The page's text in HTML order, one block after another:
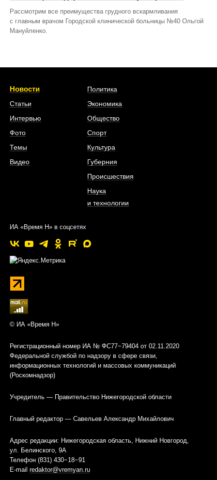
Рассмотрим все преимущества грудного вскармливания
с главным врачом Городской клинической больницы №40 Ольгой
Мануйленко.
Новости
Статьи
Интервью
Фото
Темы
Видео
Политика
Экономика
Общество
Спорт
Культура
Губерния
Происшествия
Наука
и технологии
ИА «Время Н» в соцсетях
© ИА «Время Н»
Регистрационный номер ИА № ФС77−79404 от 02.11.2020
Федеральной службой по надзору в сфере связи,
информационных технологий и массовых коммуникаций
(Роскомнадзор)
Учредитель — Правительство Нижегородской области
Главный редактор — Савельев Александр Михайлович
Адрес редакции: Нижегородская область, Нижний Новгород,
ул. Белинского, 9А
Телефон (831) 430−18−91
E-mail redaktor@vremyan.ru